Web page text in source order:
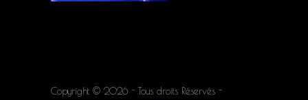
Copyright © 2026 - Tous droits Réservés -